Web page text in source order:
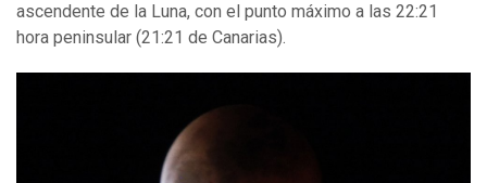
ascendente de la Luna, con el punto máximo a las 22:21
hora peninsular (21:21 de Canarias).